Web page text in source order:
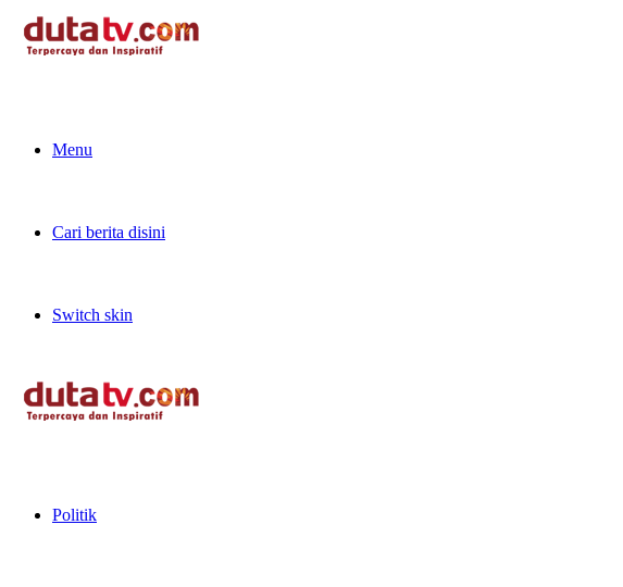
Menu
Cari berita disini
Switch skin
Politik